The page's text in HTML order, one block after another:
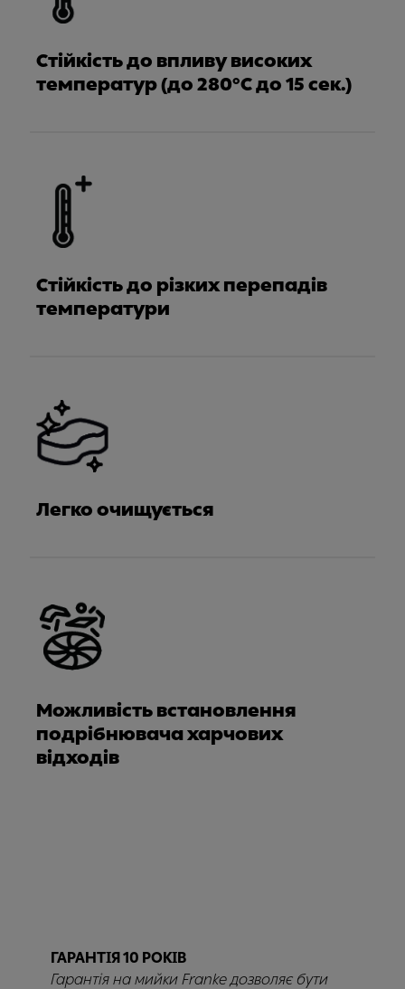
Стійкість до впливу високих
температур (до 280°C до 15 сек.)
Стійкість до різких перепадів
температури
Легко очищується
Можливість встановлення
подрібнювача харчових
відходів
ГАРАНТІЯ 10 РОКІВ
Гарантія на мийки Franke дозволяє бути